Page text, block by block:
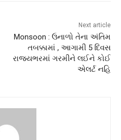
Next article
Monsoon : ઉનાળો તેના અંતિમ
તબક્કામાં , આગામી 5 દિવસ
રાજ્યભરમાં ગરમીને લઈને કોઈ
એલર્ટ નહિ